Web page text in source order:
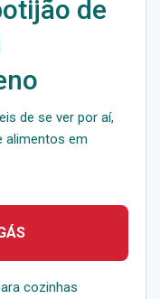
de
de se ver por aí,
alimentos em
cozinhas